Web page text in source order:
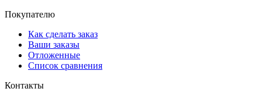
Покупателю
Как сделать заказ
Ваши заказы
Отложенные
Список сравнения
Контакты